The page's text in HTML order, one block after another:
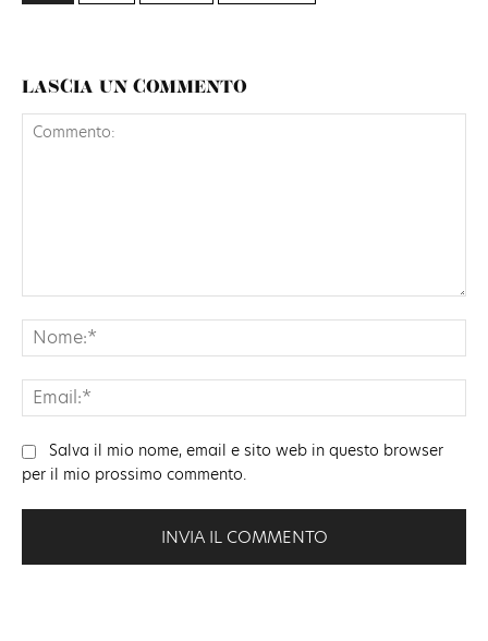
LASCIA UN COMMENTO
Salva il mio nome, email e sito web in questo browser
per il mio prossimo commento.